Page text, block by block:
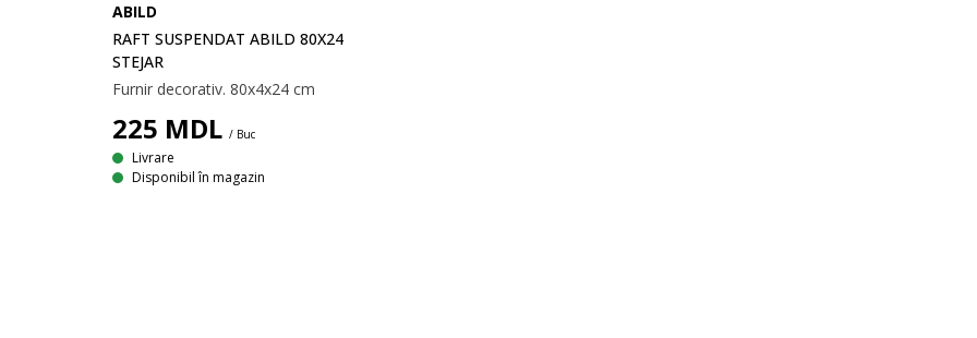
ABILD
RAFT SUSPENDAT ABILD 80X24
STEJAR
Furnir decorativ. 80x4x24 cm
225 MDL / Buc
Livrare
Disponibil în magazin